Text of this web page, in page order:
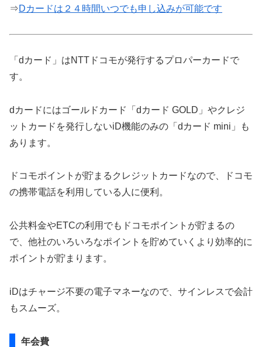
⇒Dカードは２４時間いつでも申し込みが可能です
「dカード」はNTTドコモが発行するプロパーカードで
す。
dカードにはゴールドカード「dカード GOLD」やクレジ
ットカードを発行しないiD機能のみの「dカード mini」も
あります。
ドコモポイントが貯まるクレジットカードなので、ドコモ
の携帯電話を利用している人に便利。
公共料金やETCの利用でもドコモポイントが貯まるの
で、他社のいろいろなポイントを貯めていくより効率的に
ポイントが貯まります。
iDはチャージ不要の電子マネーなので、サインレスで会計
もスムーズ。
年会費